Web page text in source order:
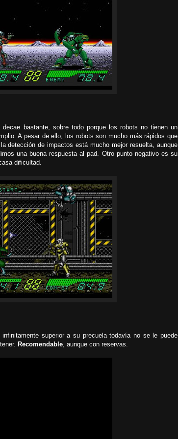
bastante, sobre todo porque los robots no tienen un
A pesar de ello, los robots son mucho más rápidos que
detección de impactos está mucho mejor resuelta, aunque
una buena respuesta al pad. Otro punto negativo es su
dificultad.
superior a su precuela todavía no se le puede
Recomendable, aunque con reservas.